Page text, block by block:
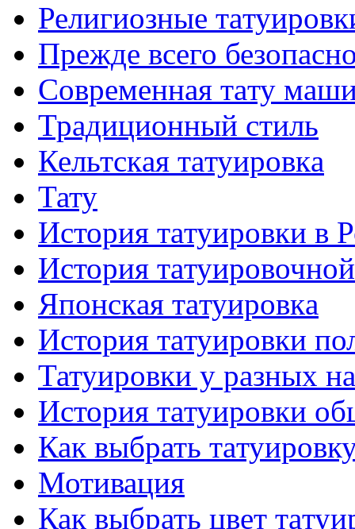
Религиозные
Прежде всего
Современная тaту
Традиционный стиль
Кельтскaя тaтуировкa
Тату
История тaтуировки в
История
Японскaя тaтуировкa
История тaтуировки
Татуировки у разных
История тaтуировки
Как выбрать
Мотивация
Как выбрать цвет